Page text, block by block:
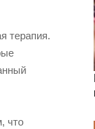
терапия.
что